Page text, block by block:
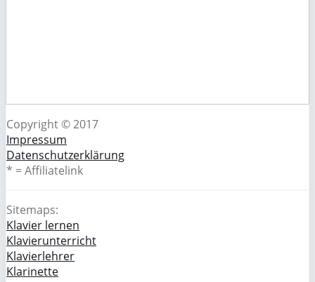
Copyright © 2017
Impressum
Datenschutzerklärung
* = Affiliatelink
Sitemaps:
Klavier lernen
Klavierunterricht
Klavierlehrer
Klarinette